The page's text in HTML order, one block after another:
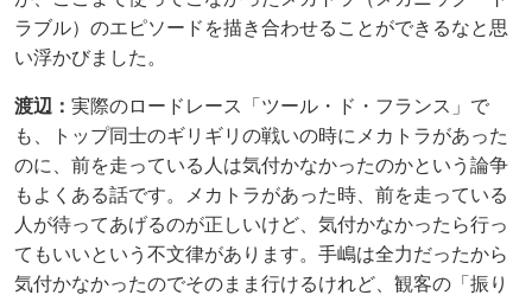
ラブル）のエピソードを描き合わせることができるなと思
い浮かびました。
渡辺： 実際のロードレース「ツール・ド・フランス」で
も、トップ同士のギリギリの戦いの時にメカトラがあった
のに、前を走っている人は気付かなかったのかという論争
もよくある話です。メカトラがあった時、前を走っている
人が待ってあげるのが正しいけど、気付かなかったら行っ
てもいいという不文律があります。手嶋は全力だったから
気付かなかったのでそのまま行けるけれど、観客の「振り